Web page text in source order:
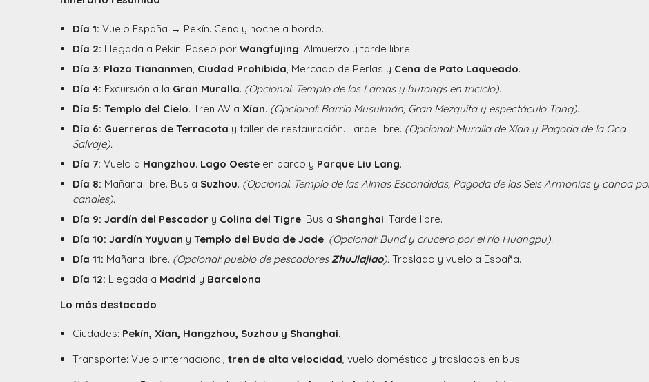
Día 1: Vuelo España → Pekín. Cena y noche a bordo.
Día 2: Llegada a Pekín. Paseo por Wangfujing. Almuerzo y tarde libre.
Día 3: Plaza Tiananmen, Ciudad Prohibida, Mercado de Perlas y Cena de Pato Laqueado.
Día 4: Excursión a la Gran Muralla. (Opcional: Templo de los Lamas y hutongs en triciclo).
Día 5: Templo del Cielo. Tren AV a Xían. (Opcional: Barrio Musulmán, Gran Mezquita y espectáculo Tang).
Día 6: Guerreros de Terracota y taller de restauración. Tarde libre. (Opcional: Muralla de Xían y Pagoda de la Oca
Salvaje).
Día 7: Vuelo a Hangzhou. Lago Oeste en barco y Parque Liu Lang.
Día 8: Mañana libre. Bus a Suzhou. (Opcional: Templo de las Almas Escondidas, Pagoda de las Seis Armonías y canoa
canales).
Día 9: Jardín del Pescador y Colina del Tigre. Bus a Shanghai. Tarde libre.
Día 10: Jardín Yuyuan y Templo del Buda de Jade. (Opcional: Bund y crucero por el río Huangpu).
Día 11: Mañana libre. (Opcional: pueblo de pescadoresZhuJiajiao). Traslado y vuelo a España.
Día 12: Llegada a Madrid y Barcelona.
Lo más destacado
Ciudades: Pekín, Xían, Hangzhou, Suzhou y Shanghai.
Transporte: Vuelo internacional, tren de alta velocidad, vuelo doméstico y traslados en bus.